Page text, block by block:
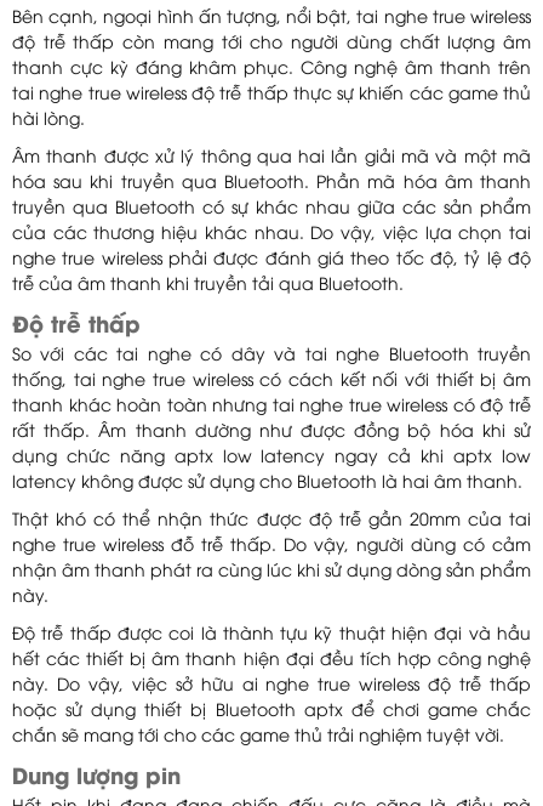
Bên cạnh, ngoại hình ấn tượng, nổi bật, tai nghe true wireless
độ trễ thấp còn mang tới cho người dùng chất lượng âm
thanh cực kỳ đáng khâm phục. Công nghệ âm thanh trên
tai nghe true wireless độ trễ thấp thực sự khiến các game thủ
hài lòng.
Âm thanh được xử lý thông qua hai lần giải mã và một mã
hóa sau khi truyền qua Bluetooth. Phần mã hóa âm thanh
truyền qua Bluetooth có sự khác nhau giữa các sản phẩm
của các thương hiệu khác nhau. Do vậy, việc lựa chọn tai
nghe true wireless phải được đánh giá theo tốc độ, tỷ lệ độ
trễ của âm thanh khi truyền tải qua Bluetooth.
Độ trễ thấp
So với các tai nghe có dây và tai nghe Bluetooth truyền
thống, tai nghe true wireless có cách kết nối với thiết bị âm
thanh khác hoàn toàn nhưng tai nghe true wireless có độ trễ
rất thấp. Âm thanh dường như được đồng bộ hóa khi sử
dụng chức năng aptx low latency ngay cả khi aptx low
latency không được sử dụng cho Bluetooth là hai âm thanh.
Thật khó có thể nhận thức được độ trễ gần 20mm của tai
nghe true wireless đỗ trễ thấp. Do vậy, người dùng có cảm
nhận âm thanh phát ra cùng lúc khi sử dụng dòng sản phẩm
này.
Độ trễ thấp được coi là thành tựu kỹ thuật hiện đại và hầu
hết các thiết bị âm thanh hiện đại đều tích hợp công nghệ
này. Do vậy, việc sở hữu ai nghe true wireless độ trễ thấp
hoặc sử dụng thiết bị Bluetooth aptx để chơi game chắc
chắn sẽ mang tới cho các game thủ trải nghiệm tuyệt vời.
Dung lượng pin